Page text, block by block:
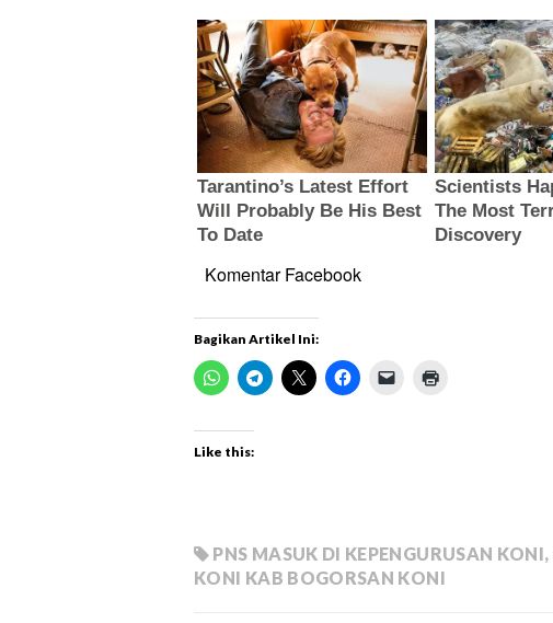
Komentar Facebook
Bagikan Artikel Ini:
Like this:
PNS MASUK DI KEPENGURUSAN KONI,
KONI KAB BOGORSAN KONI